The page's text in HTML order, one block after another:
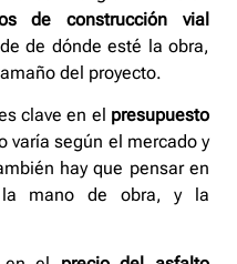
de construcción vial
de dónde esté la obra,
del proyecto.
clave en el presupuesto
varía según el mercado y
hay que pensar en
la mano de obra, y la